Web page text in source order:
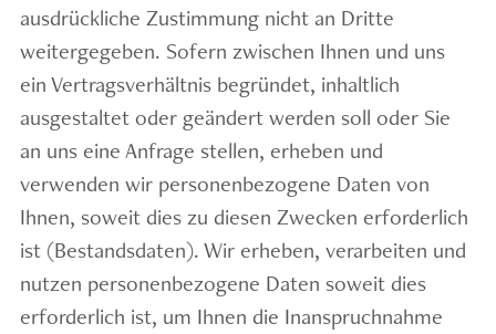
ausdrückliche Zustimmung nicht an Dritte
weitergegeben. Sofern zwischen Ihnen und uns
ein Vertragsverhältnis begründet, inhaltlich
ausgestaltet oder geändert werden soll oder Sie
an uns eine Anfrage stellen, erheben und
verwenden wir personenbezogene Daten von
Ihnen, soweit dies zu diesen Zwecken erforderlich
ist (Bestandsdaten). Wir erheben, verarbeiten und
nutzen personenbezogene Daten soweit dies
erforderlich ist, um Ihnen die Inanspruchnahme